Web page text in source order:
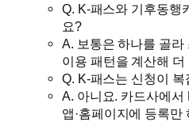
Q. K-패스와 기후동행
요?
A. 보통은 하나를 골
이용 패턴을 계산해 더
Q. K-패스는 신청이 복
A. 아니요. 카드사에
앱·홈페이지에 등록만